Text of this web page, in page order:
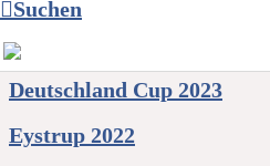
Suchen
Aus den Regionen
Deutschland Cup 2023
Eystrup 2022